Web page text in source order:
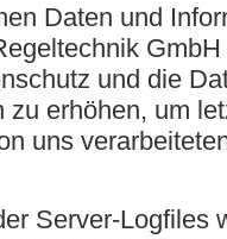
Daten und
und die
zu erhöhen, um
uns
Server-Logfiles